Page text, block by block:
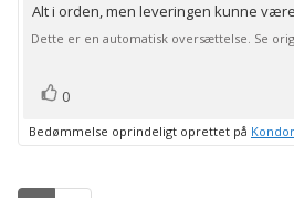
af
5
stjerner
Tekst
til
Alt i orden, men leveringen kunne
Dette er en automatisk oversættelse. Se
Stem
op
0
Bedømmelse oprindeligt oprettet på